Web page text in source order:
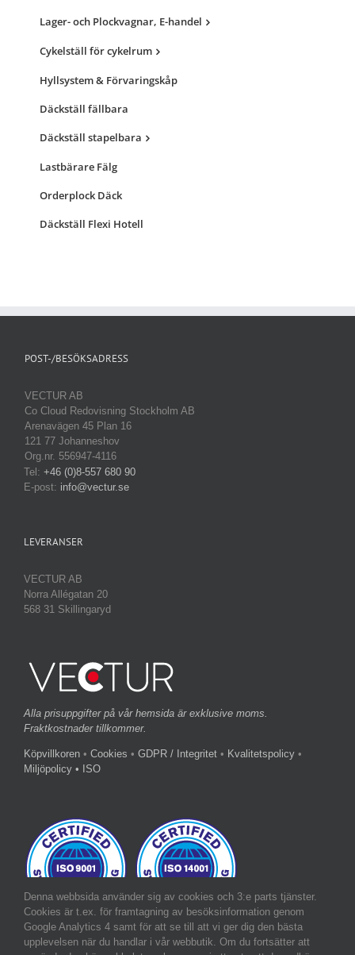
Lager- och Plockvagnar, E-handel
Cykelställ för cykelrum
Hyllsystem & Förvaringskåp
Däckställ fällbara
Däckställ stapelbara
Lastbärare Fälg
Orderplock Däck
Däckställ Flexi Hotell
POST-/BESÖKSADRESS
VECTUR AB
Co Cloud Redovisning Stockholm AB
Arenavägen 45 Plan 16
121 77 Johanneshov
Org.nr. 556947-4116
Tel: +46 (0)8-557 680 90
E-post: info@vectur.se
LEVERANSER
VECTUR AB
Norra Allégatan 20
568 31 Skillingaryd
Alla prisuppgifter på vår hemsida är exklusive moms.
Fraktkostnader tillkommer.
Köpvillkoren • Cookies • GDPR / Integritet • Kvalitetspolicy •
Miljöpolicy • ISO
Denna webbsida använder sig av cookies och 3:e parts tjänster.
Cookies är t.ex. för framtagning av besöksinformation genom
Google Analytics 4 samt för att se till att vi ger dig den bästa
upplevelsen när du handlar i vår webbutik. Om du fortsätter att